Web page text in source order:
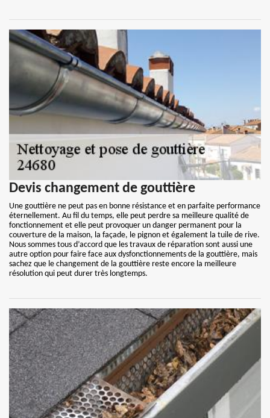
Devis changement de gouttière
Une gouttière ne peut pas en bonne résistance et en parfaite performance
éternellement. Au fil du temps, elle peut perdre sa meilleure qualité de
fonctionnement et elle peut provoquer un danger permanent pour la
couverture de la maison, la façade, le pignon et également la tuile de rive.
Nous sommes tous d’accord que les travaux de réparation sont aussi une
autre option pour faire face aux dysfonctionnements de la gouttière, mais
sachez que le changement de la gouttière reste encore la meilleure
résolution qui peut durer très longtemps.